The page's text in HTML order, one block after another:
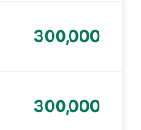
300,000
300,000